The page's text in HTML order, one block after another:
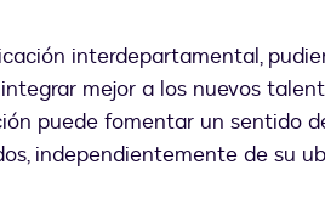
interdepartamental,
mejor a los nuevos
puede fomentar un sentido
independientemente de su